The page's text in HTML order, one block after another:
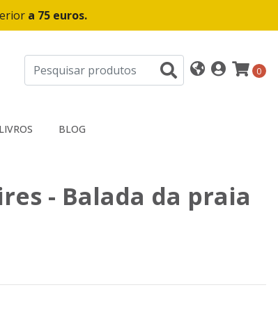
a 75 euros.
0
BLOG
- Balada da praia